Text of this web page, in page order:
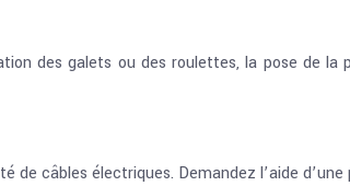
des galets ou des roulettes, la pose de la
câbles électriques. Demandez l’aide